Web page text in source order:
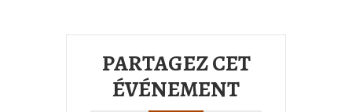
PARTAGEZ CET
ÉVÉNEMENT